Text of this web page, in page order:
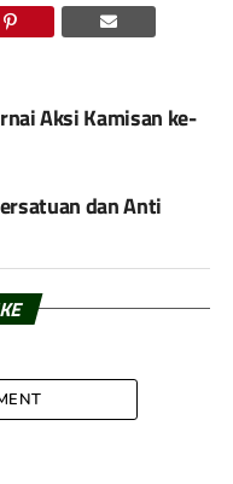
Aksi Kamisan ke-
dan Anti